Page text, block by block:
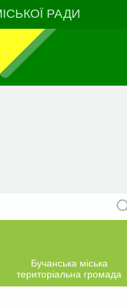
РАДИ
Бучанська міська
територіальна громада